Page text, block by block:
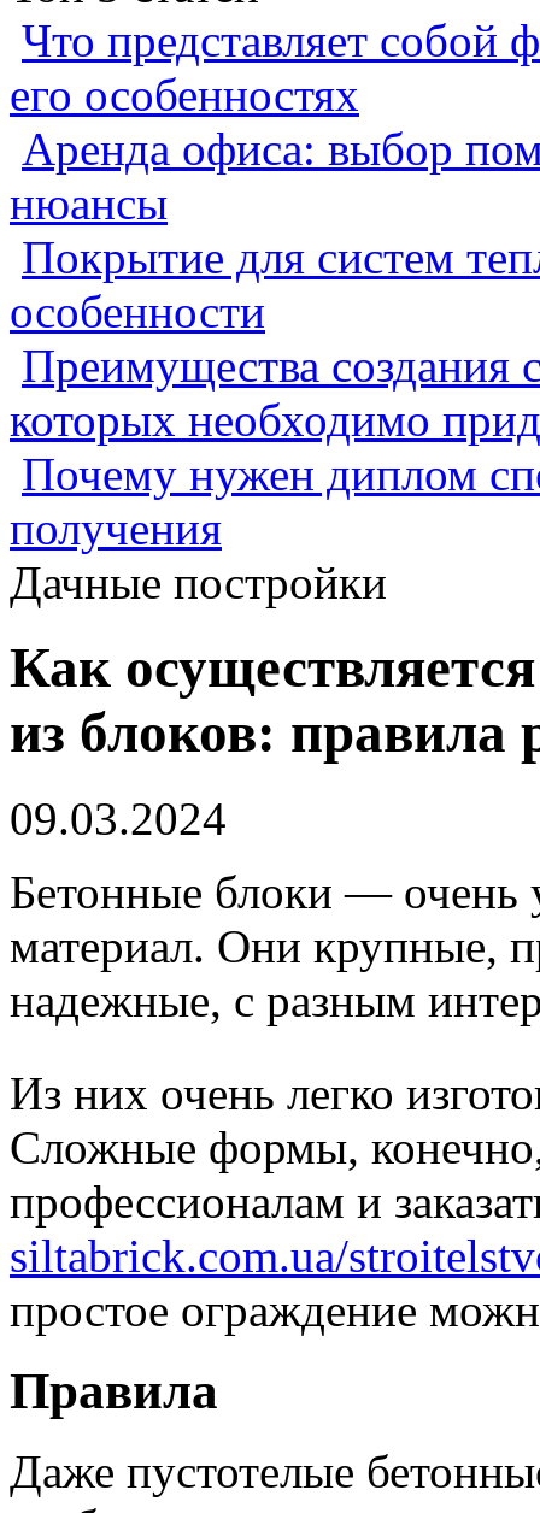
Что представляет собой
его особенностях
Аренда офиса: выбор
нюансы
Покрытие для систем
особенности
Преимущества создания
которых необходимо
Почему нужен диплом
получения
Дачные постройки
Как
из блоков: правила
09.03.2024
Бетонные блоки — очень
материал. Они крупные,
надежные, с разным
Из них очень легко
Сложные формы,
профессионалам и
siltabrick.com.ua/
простое ограждение
Правила
Даже пустотелые